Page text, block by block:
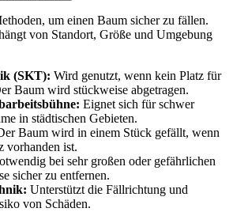
um einen Baum sicher zu fällen.
von Standort, Größe und Umgebung
(SKT): Wird genutzt, wenn kein Platz für
Baum wird stückweise abgetragen.
Eignet sich für schwer
in städtischen Gebieten.
Baum wird in einem Stück gefällt, wenn
vorhanden ist.
bei sehr großen oder gefährlichen
sicher zu entfernen.
Unterstützt die Fällrichtung und
von Schäden.